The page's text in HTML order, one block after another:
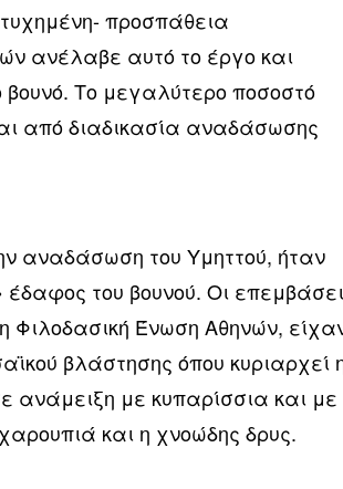
προσπάθεια
ανέλαβε αυτό το έργο και
Το μεγαλύτερο ποσοστό
από διαδικασία αναδάσωσης
αναδάσωση του Υμηττού, ήταν
του βουνού. Οι
Φιλοδασική Ένωση Αθηνών,
βλάστησης όπου κυριαρχεί
ανάμειξη με κυπαρίσσια και με
και η χνοώδης δρυς.